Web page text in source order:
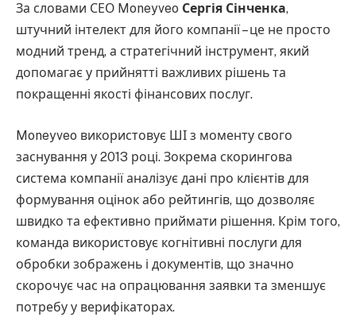
За словами СЕО Moneyveo Сергія Сінченка,
штучний інтелект для його компанії – це не просто
модний тренд, а стратегічний інструмент, який
допомагає у прийнятті важливих рішень та
покращенні якості фінансових послуг.
Moneyveo використовує ШІ з моменту свого
заснування у 2013 році. Зокрема скорингова
система компанії аналізує дані про клієнтів для
формування оцінок або рейтингів, що дозволяє
швидко та ефективно приймати рішення. Крім того,
команда використовує когнітивні послуги для
обробки зображень і документів, що значно
скорочує час на опрацювання заявки та зменшує
потребу у верифікаторах.